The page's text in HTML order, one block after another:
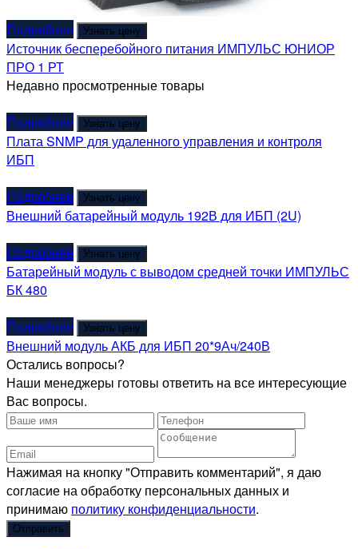
Подробнее Узнать цену
Источник бесперебойного питания ИМПУЛЬС ЮНИОР
ПРО 1 РТ
Недавно просмотренные товары
Подробнее
Узнать цену
Плата SNMP для удаленного управления и контроля
ИБП
Подробнее
Узнать цену
Внешний батарейный модуль 192В для ИБП (2U)
Подробнее
Узнать цену
Батарейный модуль с выводом средней точки ИМПУЛЬС
БК 480
Подробнее
Узнать цену
Внешний модуль АКБ для ИБП 20*9Ач/240В
Остались вопросы?
Наши менеджеры готовы ответить на все интересующие
Вас вопросы.
Нажимая на кнопку "Отправить комментарий", я даю
согласие на обработку персональных данных и
принимаю политику конфиденциальности.